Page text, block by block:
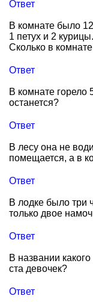
Ответ
В комнате было
1 петух и 2
Сколько в
Ответ
В комнате горело
останется?
Ответ
В лесу она не
помещается, а в
Ответ
В лодке было три
только двое
Ответ
В названии
ста девочек?
Ответ